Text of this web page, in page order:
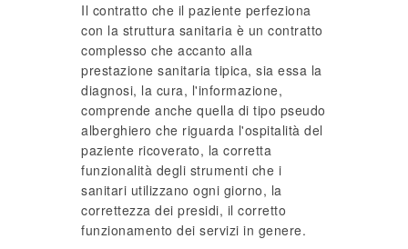
Il contratto che il paziente perfeziona
con la struttura sanitaria è un contratto
complesso che accanto alla
prestazione sanitaria tipica, sia essa la
diagnosi, la cura, l'informazione,
comprende anche quella di tipo pseudo
alberghiero che riguarda l'ospitalità del
paziente ricoverato, la corretta
funzionalità degli strumenti che i
sanitari utilizzano ogni giorno, la
correttezza dei presidi, il corretto
funzionamento dei servizi in genere.